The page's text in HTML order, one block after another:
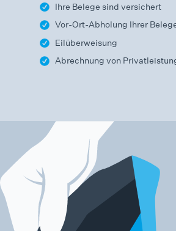
Ihre Belege sind versichert
Vor-Ort-Abholung Ihrer
Eilüberweisung
Abrechnung von